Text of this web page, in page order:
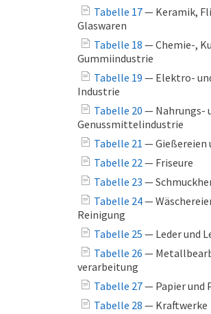
Tabelle 17— Keramik,
Glaswaren
Tabelle 18 — Chemie-,
Gummiindustrie
Tabelle 19 — Elektro-
Industrie
Tabelle 20 — Nahrungs-
Genussmittelindustrie
Tabelle 21 — Gießereien
Tabelle 22— Friseure
Tabelle 23 —
Tabelle 24—
Reinigung
Tabelle 25 — Leder und
Tabelle 26 —
verarbeitung
Tabelle 27— Papier und
Tabelle 28 — Kraftwerke